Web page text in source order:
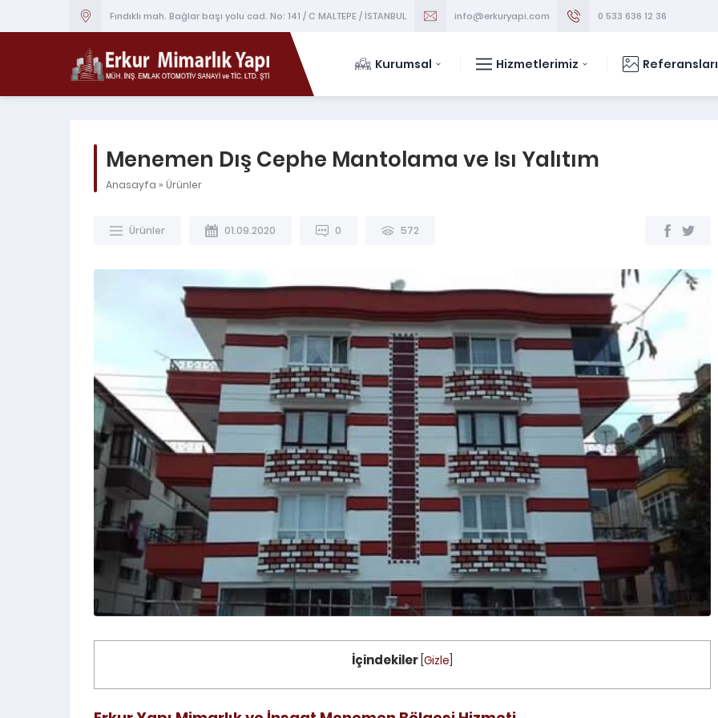
Fındıklı mah. Bağlar başı yolu cad. No: 141 / C MALTEPE / İSTANBUL info@erkuryapi.com 0 533 636 12 36
Kurumsal Hizmetlerimiz
Menemen Dış Cephe Mantolama ve Isı Yalıtım
Anasayfa » Ürünler
Ürünler 01.09.2020 0 572
İçindekiler Gizle
TAVAN DEKORASYON UYGULAMA
ÜRÜNLER
ERENKÖY ÇATI BAKIM ONARIM
ÜRÜNLER
MALTEPE ÇATI BAKIM ONARIM